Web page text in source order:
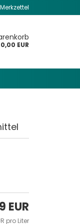
Merkzettel
0,00 EUR
EUR
pro Liter